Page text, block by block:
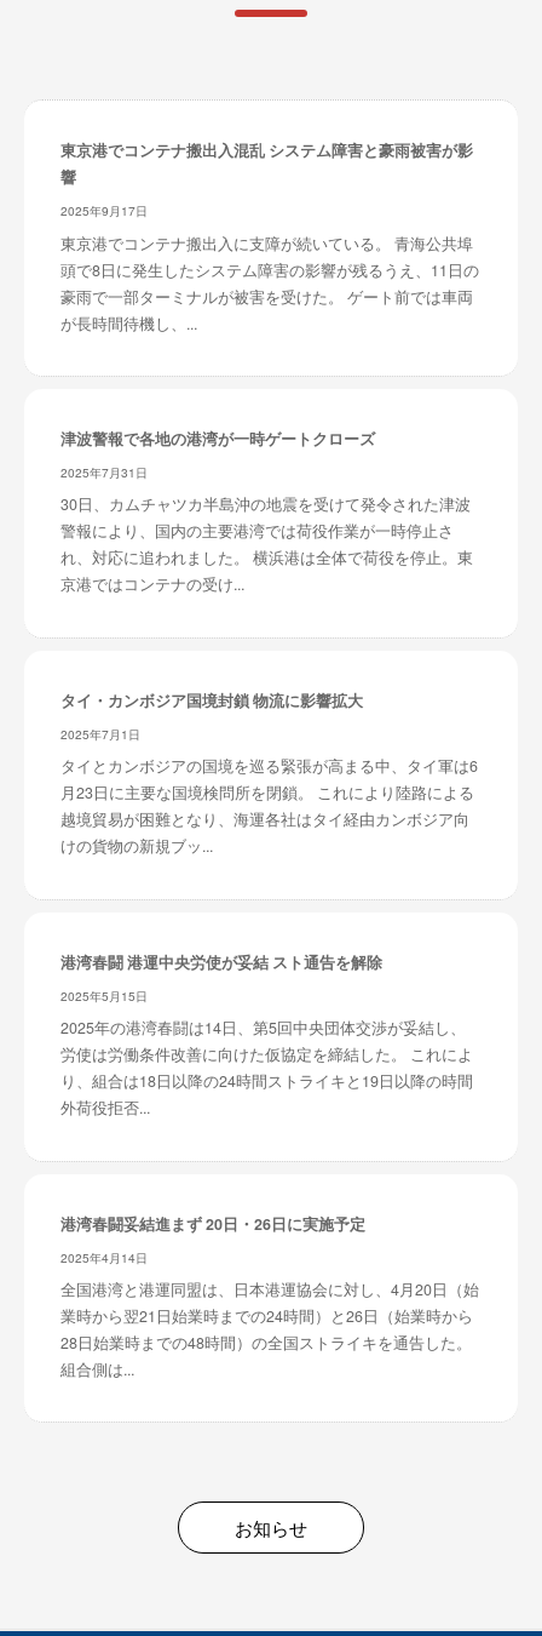
東京港でコンテナ搬出入混乱 システム障害と豪雨被害が影
響
2025年9月17日
東京港でコンテナ搬出入に支障が続いている。 青海公共埠
頭で8日に発生したシステム障害の影響が残るうえ、11日の
豪雨で一部ターミナルが被害を受けた。 ゲート前では車両
が長時間待機し、...
津波警報で各地の港湾が一時ゲートクローズ
2025年7月31日
30日、カムチャツカ半島沖の地震を受けて発令された津波
警報により、国内の主要港湾では荷役作業が一時停止さ
れ、対応に追われました。 横浜港は全体で荷役を停止。東
京港ではコンテナの受け...
タイ・カンボジア国境封鎖 物流に影響拡大
2025年7月1日
タイとカンボジアの国境を巡る緊張が高まる中、タイ軍は6
月23日に主要な国境検問所を閉鎖。 これにより陸路による
越境貿易が困難となり、海運各社はタイ経由カンボジア向
けの貨物の新規ブッ...
港湾春闘 港運中央労使が妥結 スト通告を解除
2025年5月15日
2025年の港湾春闘は14日、第5回中央団体交渉が妥結し、
労使は労働条件改善に向けた仮協定を締結した。 これによ
り、組合は18日以降の24時間ストライキと19日以降の時間
外荷役拒否...
港湾春闘妥結進まず 20日・26日に実施予定
2025年4月14日
全国港湾と港運同盟は、日本港運協会に対し、4月20日（始
業時から翌21日始業時までの24時間）と26日（始業時から
28日始業時までの48時間）の全国ストライキを通告した。
組合側は...
お知らせ